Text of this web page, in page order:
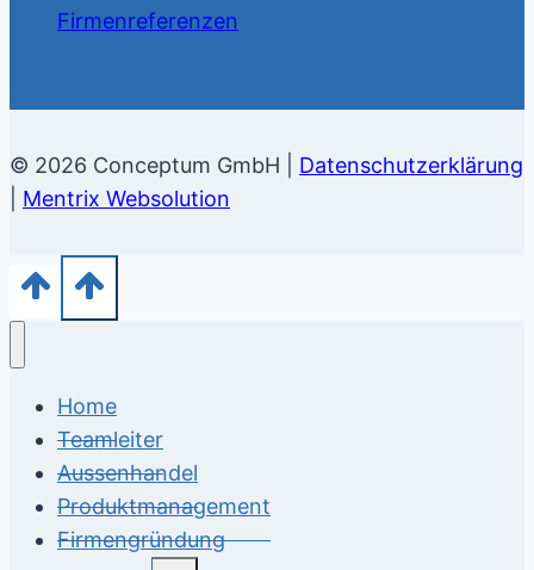
Firmenreferenzen
© 2026 Conceptum GmbH | Datenschutzerklärung
Mentrix Websolution
Home
Teamleiter
Aussenhandel
Produktmanagement
Firmengründung